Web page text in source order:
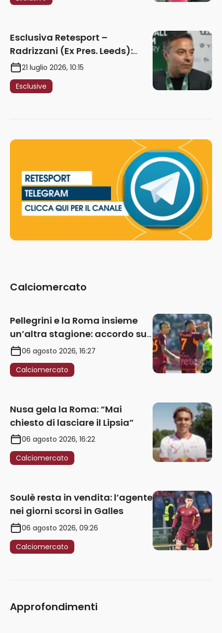
giocare nella Roma”
Esclusiva Retesport –
Radrizzani (Ex Pres. Leeds):
“Summerville ragazzo
speciale, in Italia con Gasp
può esplodere
21 luglio 2026, 10:15
Esclusive
Calciomercato
Pellegrini e la Roma insieme
un’altra stagione: accordo sul
rinnovo annuale
06 agosto 2026, 16:27
Calciomercato
Nusa gela la Roma: “Mai
chiesto di lasciare il Lipsia”
06 agosto 2026, 16:22
Calciomercato
Soulè resta in vendita: l’agente
nei giorni scorsi in Galles
06 agosto 2026, 09:26
Calciomercato
Approfondimenti